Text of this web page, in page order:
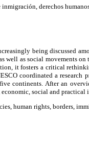
derechos
being discussed
well as social movements
it fosters a critical
coordinated a
continents. After an
social and practical
human rights, borders,